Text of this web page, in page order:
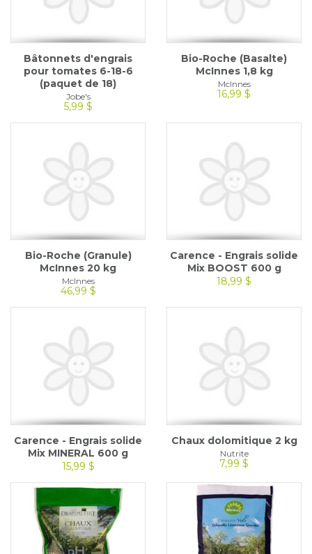
Bâtonnets d'engrais
pour tomates 6-18-6
(paquet de 18)
Jobe's
5,99 $
Bio-Roche (Basalte)
McInnes 1,8 kg
McInnes
16,99 $
Bio-Roche (Granule)
McInnes 20 kg
McInnes
46,99 $
Carence - Engrais solide
Mix BOOST 600 g
18,99 $
Carence - Engrais solide
Mix MINERAL 600 g
15,99 $
Chaux dolomitique 2 kg
Nutrite
7,99 $